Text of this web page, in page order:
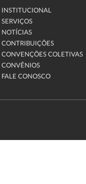
INSTITUCIONAL
SERVIÇOS
NOTÍCIAS
CONTRIBUIÇÕES
CONVENÇÕES COLETIVAS
CONVÊNIOS
FALE CONOSCO